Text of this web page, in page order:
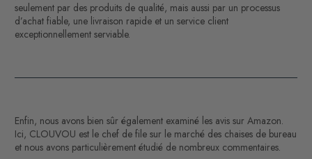
seulement par des produits de qualité, mais aussi par un processus
d’achat fiable, une livraison rapide et un service client
exceptionnellement serviable.
Enfin, nous avons bien sûr également examiné les avis sur Amazon.
Ici, CLOUVOU est le chef de file sur le marché des chaises de bureau
et nous avons particulièrement étudié de nombreux commentaires.